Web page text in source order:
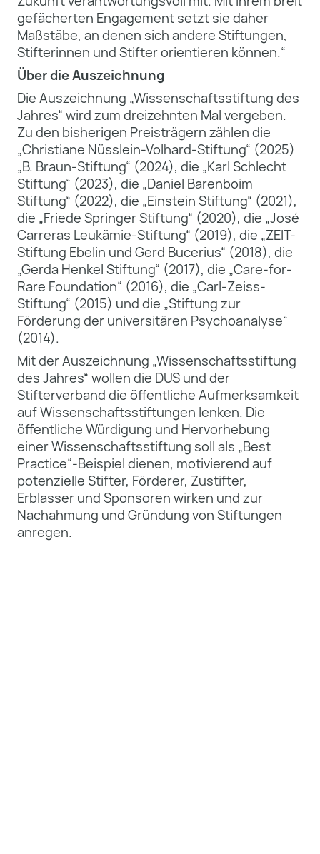
gefächerten Engagement setzt sie daher
Maßstäbe, an denen sich andere Stiftungen,
Stifterinnen und Stifter orientieren können.“
Über die Auszeichnung
Die Auszeichnung „Wissenschaftsstiftung des
Jahres“ wird zum dreizehnten Mal vergeben.
Zu den bisherigen Preisträgern zählen die
„Christiane Nüsslein-Volhard-Stiftung“ (2025)
„B. Braun-Stiftung“ (2024), die „Karl Schlecht
Stiftung“ (2023), die „Daniel Barenboim
Stiftung“ (2022), die „Einstein Stiftung“ (2021),
die „Friede Springer Stiftung“ (2020), die „José
Carreras Leukämie-Stiftung“ (2019), die „ZEIT-
Stiftung Ebelin und Gerd Bucerius“ (2018), die
„Gerda Henkel Stiftung“ (2017), die „Care-for-
Rare Foundation“ (2016), die „Carl-Zeiss-
Stiftung“ (2015) und die „Stiftung zur
Förderung der universitären Psychoanalyse“
(2014).
Mit der Auszeichnung „Wissenschaftsstiftung
des Jahres“ wollen die DUS und der
Stifterverband die öffentliche Aufmerksamkeit
auf Wissenschaftsstiftungen lenken. Die
öffentliche Würdigung und Hervorhebung
einer Wissenschaftsstiftung soll als „Best
Practice“-Beispiel dienen, motivierend auf
potenzielle Stifter, Förderer, Zustifter,
Erblasser und Sponsoren wirken und zur
Nachahmung und Gründung von Stiftungen
anregen.